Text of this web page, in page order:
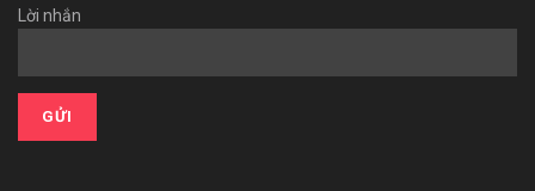
Lời nhắn